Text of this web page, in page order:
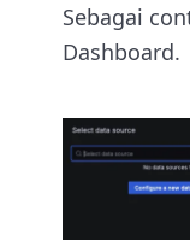
Sebagai
Dashboard.